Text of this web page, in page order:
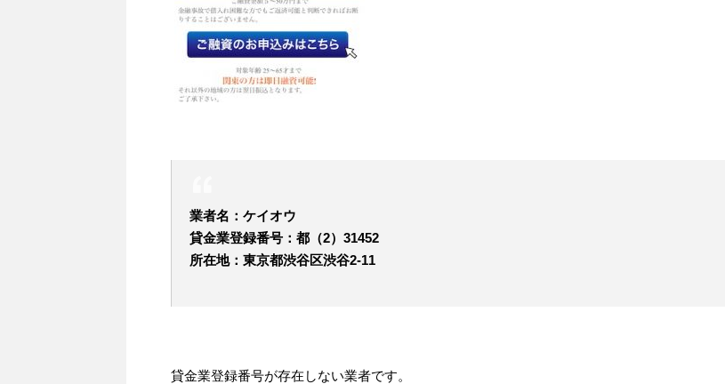
業者名：ケイオウ
貸金業登録番号：都（2）31452
所在地：東京都渋谷区渋谷2-11
貸金業登録番号が存在しない業者です。